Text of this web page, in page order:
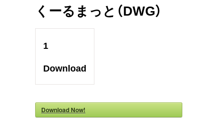
くーるまっと（DWG）
1
Download
Download Now!